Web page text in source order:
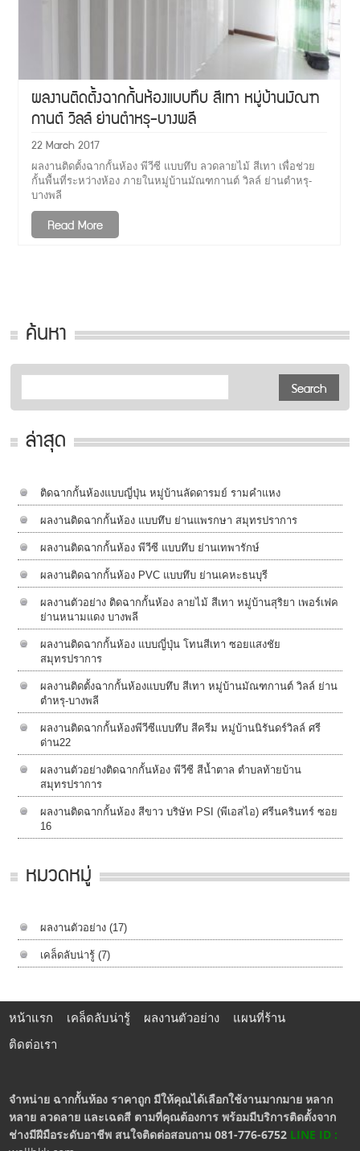
ผลงานติดตั้งฉากกั้นห้องแบบทึบ สีเทา หมู่บ้านมัณฑ
กานต์ วิลล์ ย่านตำหรุ-บางพลี
22 March 2017
ผลงานติดตั้งฉากกั้นห้อง พีวีซี แบบทึบ ลวดลายไม้ สีเทา เพื่อช่วย
กั้นพื้นที่ระหว่างห้อง ภายในหมู่บ้านมัณฑกานต์ วิลล์ ย่านตำหรุ-
บางพลี
Read More
ค้นหา
ล่าสุด
ติดฉากกั้นห้องแบบญี่ปุ่น หมู่บ้านลัดดารมย์ รามคำแหง
ผลงานติดฉากกั้นห้อง แบบทึบ ย่านแพรกษา สมุทรปราการ
ผลงานติดฉากกั้นห้อง พีวีซี แบบทึบ ย่านเทพารักษ์
ผลงานติดฉากกั้นห้อง PVC แบบทึบ ย่านเคหะธนบุรี
ผลงานตัวอย่าง ติดฉากกั้นห้อง ลายไม้ สีเทา หมู่บ้านสุริยา เพอร์เฟค
ย่านหนามแดง บางพลี
ผลงานติดฉากกั้นห้อง แบบญี่ปุ่น โทนสีเทา ซอยแสงชัย
สมุทรปราการ
ผลงานติดตั้งฉากกั้นห้องแบบทึบ สีเทา หมู่บ้านมัณฑกานต์ วิลล์ ย่าน
ตำหรุ-บางพลี
ผลงานติดฉากกั้นห้องพีวีซีแบบทึบ สีครีม หมู่บ้านนิรันดร์วิลล์​ ศรี
ด่าน22
ผลงานตัวอย่างติดฉากกั้นห้อง พีวีซี สีน้ำตาล ตำบลท้ายบ้าน
สมุทรปราการ
ผลงานติดฉากกั้นห้อง สีขาว บริษัท PSI (พีเอสไอ) ศรีนครินทร์ ซอย
16
หมวดหมู่
ผลงานตัวอย่าง(17)
เคล็ดลับน่ารู้(7)
หน้าแรก เคล็ดลับน่ารู้ ผลงานตัวอย่าง
แผนที่ร้าน
ติดต่อเรา
จำหน่าย ฉากกั้นห้อง ราคาถูก มีให้คุณได้เลือกใช้งานมากมาย หลาก
หลาย ลวดลาย และเฉดสี ตามที่คุณต้องการ พร้อมมีบริการติดตั้งจาก
ช่างมีฝีมือระดับอาชีพ สนใจติดต่อสอบถาม 081-776-6752 LINE ID :